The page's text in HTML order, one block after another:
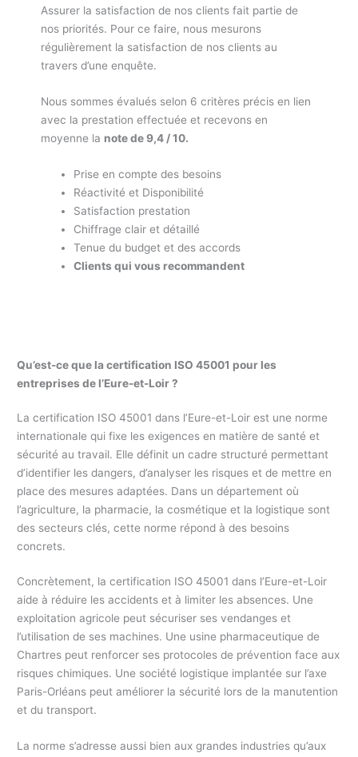
Assurer la satisfaction de nos clients fait partie de
nos priorités. Pour ce faire, nous mesurons
régulièrement la satisfaction de nos clients au
travers d’une enquête.
Nous sommes évalués selon 6 critères précis en lien
avec la prestation effectuée et recevons en
moyenne la note de 9,4 / 10.
Prise en compte des besoins
Réactivité et Disponibilité
Satisfaction prestation
Chiffrage clair et détaillé
Tenue du budget et des accords
Clients qui vous recommandent
Qu’est-ce que la certification ISO 45001 pour les
entreprises de l’Eure-et-Loir ?
La certification ISO 45001 dans l’Eure-et-Loir est une norme
internationale qui fixe les exigences en matière de santé et
sécurité au travail. Elle définit un cadre structuré permettant
d’identifier les dangers, d’analyser les risques et de mettre en
place des mesures adaptées. Dans un département où
l’agriculture, la pharmacie, la cosmétique et la logistique sont
des secteurs clés, cette norme répond à des besoins
concrets.
Concrètement, la certification ISO 45001 dans l’Eure-et-Loir
aide à réduire les accidents et à limiter les absences. Une
exploitation agricole peut sécuriser ses vendanges et
l’utilisation de ses machines. Une usine pharmaceutique de
Chartres peut renforcer ses protocoles de prévention face aux
risques chimiques. Une société logistique implantée sur l’axe
Paris-Orléans peut améliorer la sécurité lors de la manutention
et du transport.
La norme s’adresse aussi bien aux grandes industries qu’aux